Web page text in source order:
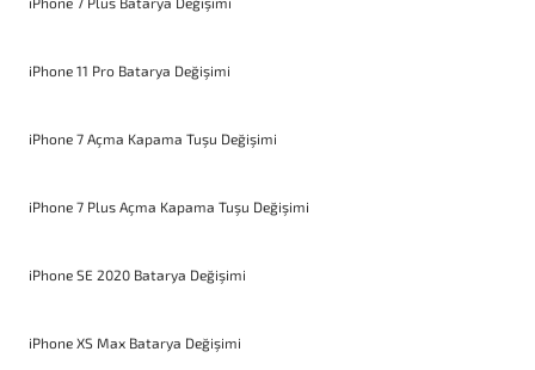
iPhone 11 Pro Batarya Değişimi
iPhone 7 Açma Kapama Tuşu Değişimi
iPhone 7 Plus Açma Kapama Tuşu Değişimi
iPhone SE 2020 Batarya Değişimi
iPhone XS Max Batarya Değişimi